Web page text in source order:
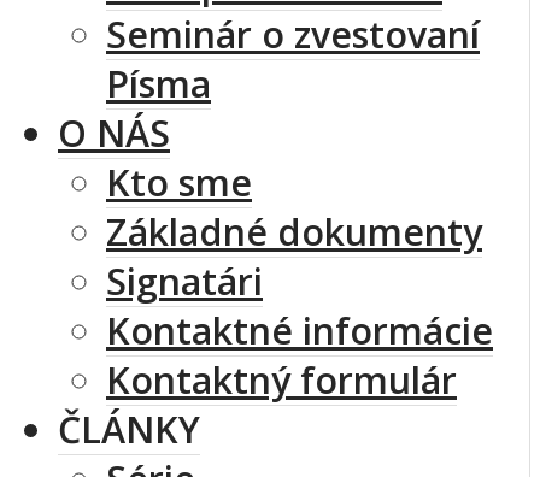
Seminár o zvestovaní
Písma
O NÁS
Kto sme
Základné dokumenty
Signatári
Kontaktné informácie
Kontaktný formulár
ČLÁNKY